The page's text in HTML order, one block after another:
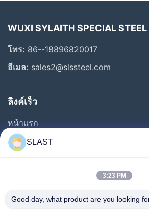
WUXI SYLAITH SPECIAL STEEL
โทร: 86--18896820017
อีเมล: sales2@slssteel.com
ลิงค์เร็ว
หน้าแรก
สินค้า
วิดีโอ
ทัวร์โรงงาน
SLAST
3:23 PM
Good day, what product are you looking